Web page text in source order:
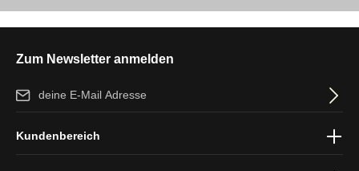
Zum Newsletter anmelden
E-Mail-Adresse*
und dieAGBgelesen und bin mit ihnen einverstanden.
Kundenbereich